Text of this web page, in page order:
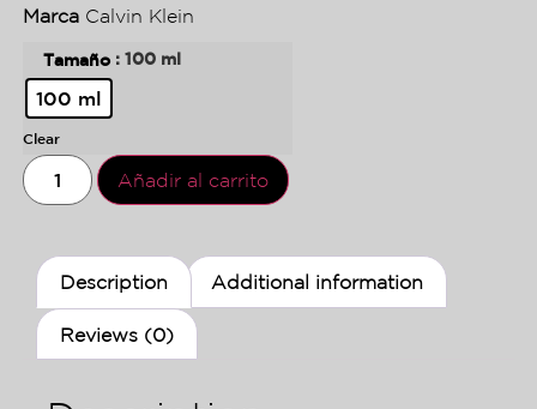
Marca Calvin Klein
Tamaño : 100 ml
100 ml
Clear
Añadir al carrito
Description Additional information
Reviews (0)